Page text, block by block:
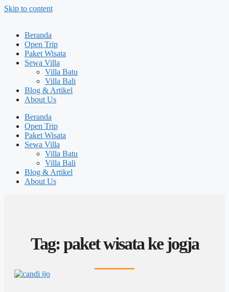
Skip to content
Beranda
Open Trip
Paket Wisata
Sewa Villa
Villa Batu
Villa Bali
Blog & Artikel
About Us
Beranda
Open Trip
Paket Wisata
Sewa Villa
Villa Batu
Villa Bali
Blog & Artikel
About Us
Tag: paket wisata ke jogja